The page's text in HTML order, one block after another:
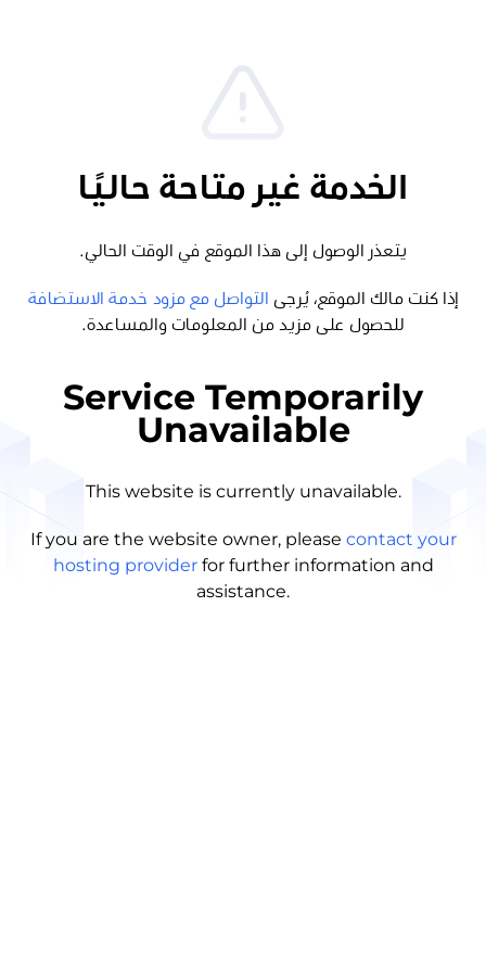
الخدمة غير متاحة حاليًا
يتعذر الوصول إلى هذا الموقع في الوقت الحالي.
إذا كنت مالك الموقع، يُرجى
التواصل مع مزود خدمة الاستضافة
للحصول على مزيد من المعلومات والمساعدة.
Service Temporarily
Unavailable
This website is currently unavailable.
If you are the website owner, please contact your
hosting provider for further information and
assistance.